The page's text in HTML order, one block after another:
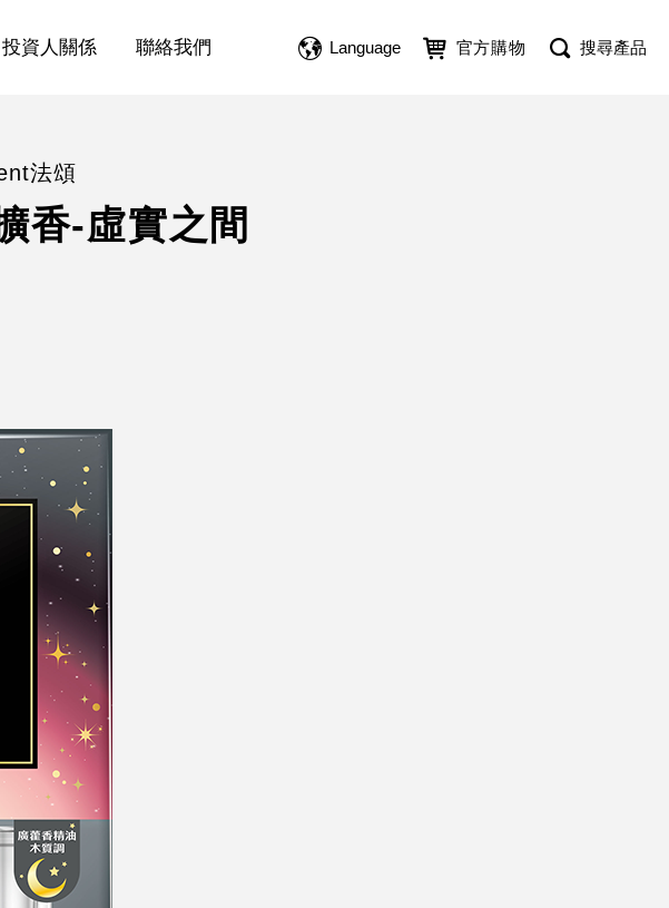
投資人關係 聯絡我們 Language 官方購物 搜尋產品
法頌
香-虛實之間